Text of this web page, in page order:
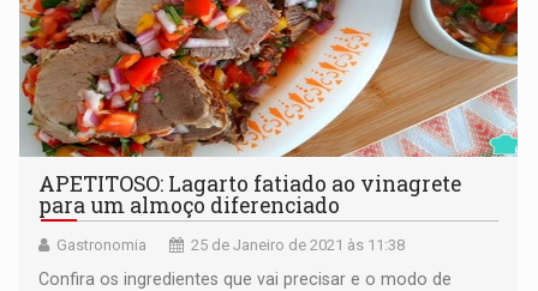
APETITOSO: Lagarto fatiado ao vinagrete
para um almoço diferenciado
Gastronomia 25 de Janeiro de 2021 às 11:38
Confira os ingredientes que vai precisar e o modo de